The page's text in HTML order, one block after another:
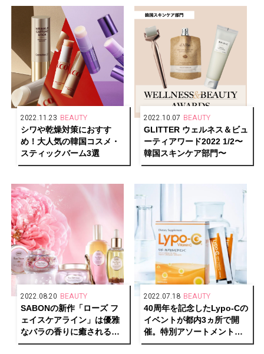
2022.11.23 BEAUTY
シワや乾燥対策におすす
め！大人気の韓国コスメ・
スティックバーム3選
2022.10.07 BEAUTY
GLITTER ウェルネス＆ビュ
ーティアワード2022 1/2〜
韓国スキンケア部門〜
2022.08.20 BEAUTY
SABONの新作「ローズ フ
ェイスケアライン」は優雅
なバラの香りに癒されるラ
グジュアリーなスキンケア
2022.07.18 BEAUTY
40周年を記念したLypo-Cの
イベントが都内3ヵ所で開
催。特別アソートメントセ
ットも発売。